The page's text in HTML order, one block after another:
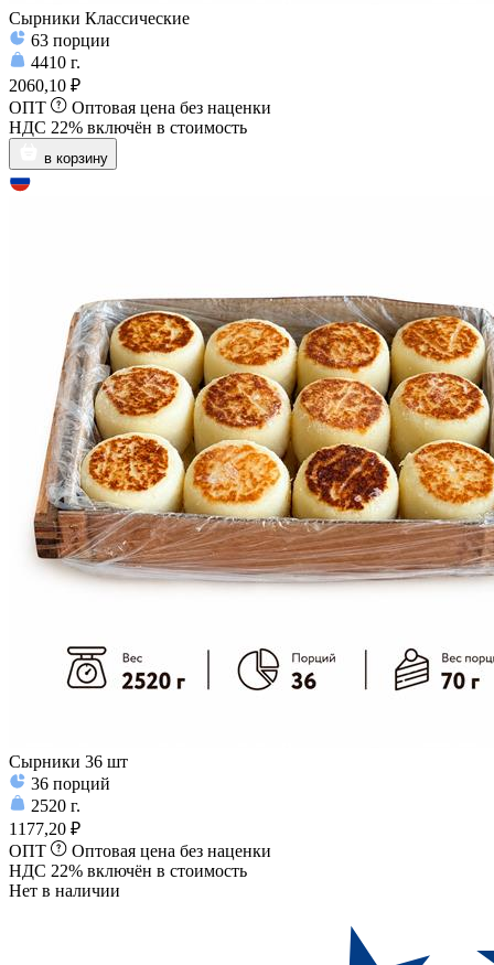
Сырники Классические
63 порции
4410 г.
2060,10 ₽
ОПТ
Оптовая цена без наценки
НДС 22% включён в стоимость
в корзину
Сырники 36 шт
36 порций
2520 г.
1177,20 ₽
ОПТ
Оптовая цена без наценки
НДС 22% включён в стоимость
Нет в наличии